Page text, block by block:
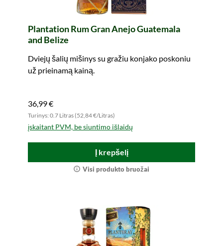
Plantation Rum Gran Anejo Guatemala
and Belize
Dviejų šalių mišinys su gražiu konjako poskoniu
už prieinamą kainą.
36,99 €
Turinys: 0.7 Litras (52,84 €/Litras)
įskaitant PVM, be siuntimo išlaidų
Į krepšelį
Visi produkto bruožai